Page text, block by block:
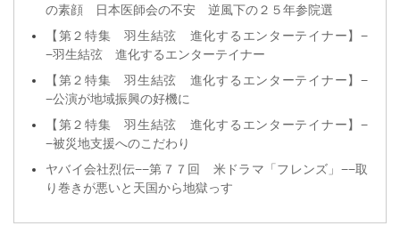
の素顔 日本医師会の不安 逆風下の２５年参院選
【第２特集 羽生結弦 進化するエンターテイナー】−
−羽生結弦 進化するエンターテイナー
【第２特集 羽生結弦 進化するエンターテイナー】−
−公演が地域振興の好機に
【第２特集 羽生結弦 進化するエンターテイナー】−
−被災地支援へのこだわり
ヤバイ会社烈伝−−第７７回 米ドラマ「フレンズ」−−取
り巻きが悪いと天国から地獄っす